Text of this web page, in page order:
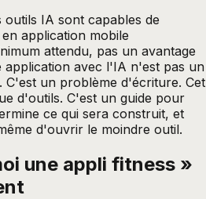
outils IA sont capables de
application mobile
attendu, pas un avantage
avec l'IA n'est pas un
C'est un problème d'écriture. Cet
d'outils. C'est un guide pour
ce qui sera construit, et
d'ouvrir le moindre outil.
une appli fitness »